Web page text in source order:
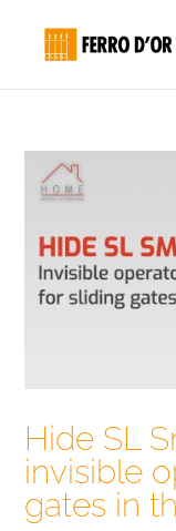
Hide SL
invisible
gates in